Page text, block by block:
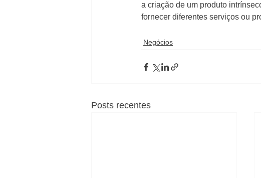
a criação de um produto
fornecer diferentes serviços ou
Negócios
Posts recentes